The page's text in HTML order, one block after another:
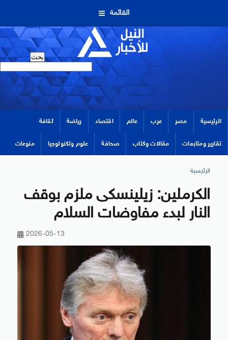
القائمة
الرئيسية مصر عرب عالم اقتصاد رياضة ثقافة
تقارير ومتابعات مقالات وكتاب صحافة علوم وتكنولوجيا منوعات
الرئيسية
الكرملين: زيلينسكى ملزم بوقف
النار لبدء مفاوضات السلام
2026-05-13